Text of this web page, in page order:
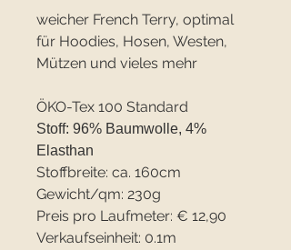
weicher French Terry, optimal
für Hoodies, Hosen, Westen,
Mützen und vieles mehr
ÖKO-Tex 100 Standard
Stoff: 96% Baumwolle, 4%
Elasthan
Stoffbreite: ca. 160cm
Gewicht/qm: 230g
Preis pro Laufmeter: € 12,90
Verkaufseinheit: 0.1m